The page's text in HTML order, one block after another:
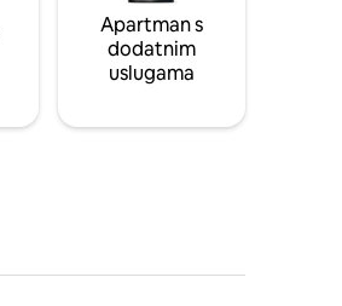
Apartman s
dodatnim
uslugama